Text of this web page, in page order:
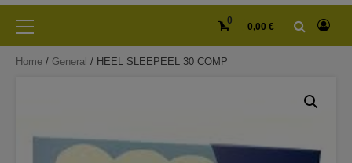
Primary
Menu
0
0,00 €
Home / General / HEEL SLEEPEEL 30 COMP